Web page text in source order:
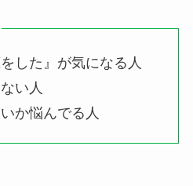
した』が気になる人
い人
か悩んでる人